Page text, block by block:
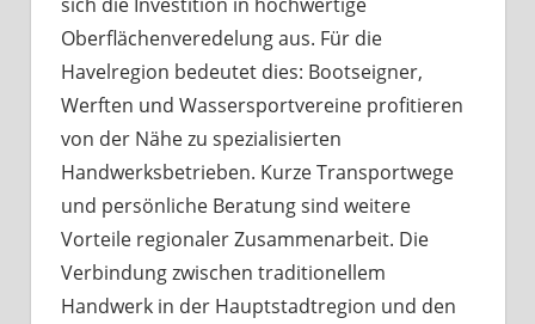
Oberflächenveredelung aus. Für die
Havelregion bedeutet dies: Bootseigner,
Werften und Wassersportvereine profitieren
von der Nähe zu spezialisierten
Handwerksbetrieben. Kurze Transportwege
und persönliche Beratung sind weitere
Vorteile regionaler Zusammenarbeit. Die
Verbindung zwischen traditionellem
Handwerk in der Hauptstadtregion und den